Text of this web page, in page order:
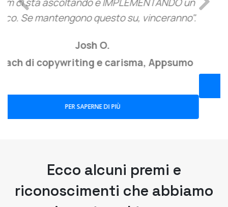
Tamica S.
Leadership Coach, Capterra
riconoscimenti che abbiamo
ricevuto nel tempo